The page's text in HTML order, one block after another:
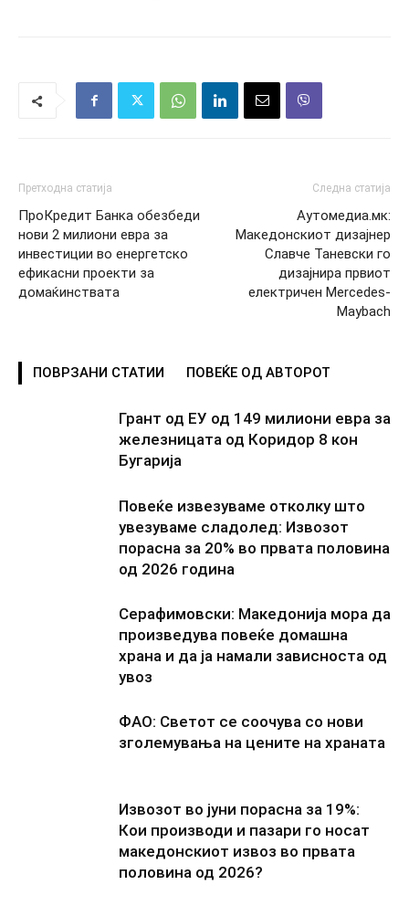
Претходна статија
ПроКредит Банка обезбеди
нови 2 милиони евра за
инвестиции во енергетско
ефикасни проекти за
домаќинствата
Следна статија
Аутомедиa.мк:
Македонскиот дизајнер
Славче Таневски го
дизајнира првиот
електричен Mercedes-
Maybach
ПОВРЗАНИ СТАТИИ ПОВЕЌЕ ОД АВТОРОТ
Грант од ЕУ од 149 милиони евра за
железницата од Коридор 8 кон
Бугарија
Повеќе извезуваме отколку што
увезуваме сладолед: Извозот
порасна за 20% во првата половина
од 2026 година
Серафимовски: Македонија мора да
произведува повеќе домашна
храна и да ја намали зависноста од
увоз
ФАО: Светот се соочува со нови
зголемувања на цените на храната
Извозот во јуни порасна за 19%:
Кои производи и пазари го носат
македонскиот извоз во првата
половина од 2026?